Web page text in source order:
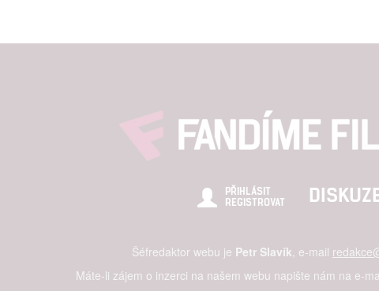
PŘIHLÁSIT
REGISTROVAT
Šéfredaktor webu je Petr Slavík, e-mail
Máte-li zájem o inzerci na našem webu napište nám na e-